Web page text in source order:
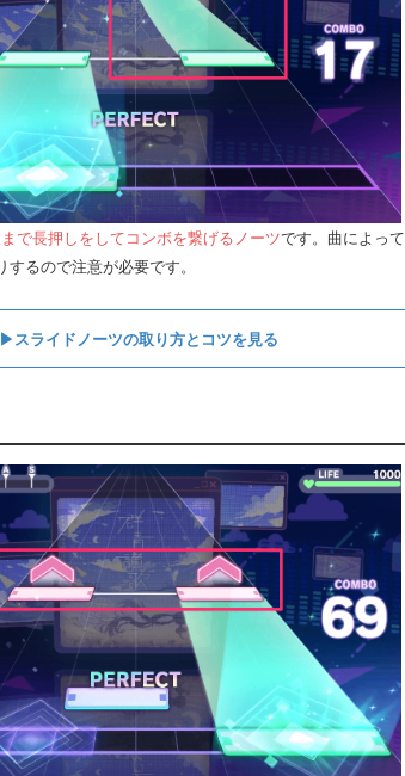
で長押しをしてコンボを繋げるノーツです。曲によっ
るので注意が必要です。
▶︎スライドノーツの取り方とコツを見る